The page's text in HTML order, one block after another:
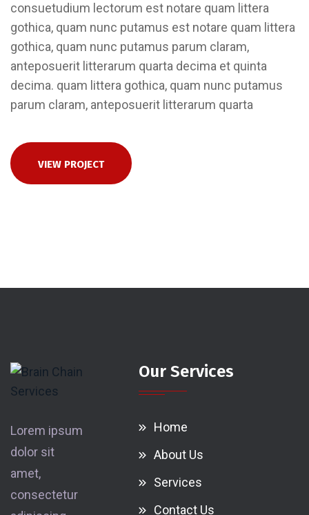
consuetudium lectorum est notare quam littera
gothica, quam nunc putamus est notare quam littera
gothica, quam nunc putamus parum claram,
anteposuerit litterarum quarta decima et quinta
decima. quam littera gothica, quam nunc putamus
parum claram, anteposuerit litterarum quarta
VIEW PROJECT
Lorem ipsum
dolor sit
amet,
consectetur
Our Services
Home
About Us
Services
Contact Us